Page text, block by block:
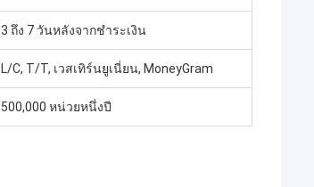
3 ถึง 7 วันหลังจากชำระเงิน
L/C, T/T, เวสเทิร์นยูเนี่ยน, MoneyGram
500,000 หน่วยหนึ่งปี